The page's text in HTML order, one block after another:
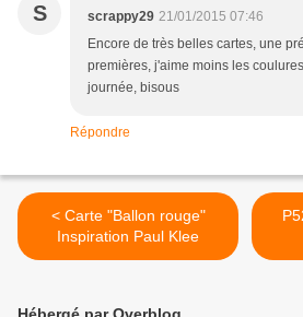
S scrappy29 21/01/2015 07:46
Encore de très belles cartes, une
premières, j'aime moins les
journée, bisous
Répondre
< Carte "Ballon rouge"
Inspiration Paul Klee